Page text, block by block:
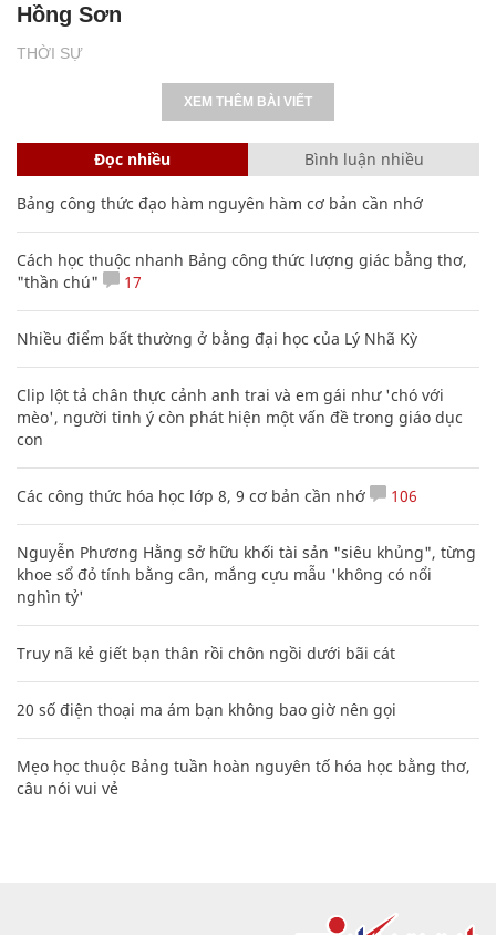
THỜI SỰ
Hồng Sơn
XEM THÊM BÀI VIẾT
Đọc nhiều Bình luận nhiều
Bảng công thức đạo hàm nguyên hàm cơ bản cần nhớ
Cách học thuộc nhanh Bảng công thức lượng giác bằng thơ,
"thần chú"
17
Nhiều điểm bất thường ở bằng đại học của Lý Nhã Kỳ
Clip lột tả chân thực cảnh anh trai và em gái như 'chó với
mèo', người tinh ý còn phát hiện một vấn đề trong giáo dục
con
Các công thức hóa học lớp 8, 9 cơ bản cần nhớ 106
Nguyễn Phương Hằng sở hữu khối tài sản "siêu khủng", từng
khoe sổ đỏ tính bằng cân, mắng cựu mẫu 'không có nổi
nghìn tỷ'
Truy nã kẻ giết bạn thân rồi chôn ngồi dưới bãi cát
20 số điện thoại ma ám bạn không bao giờ nên gọi
Mẹo học thuộc Bảng tuần hoàn nguyên tố hóa học bằng thơ,
câu nói vui vẻ